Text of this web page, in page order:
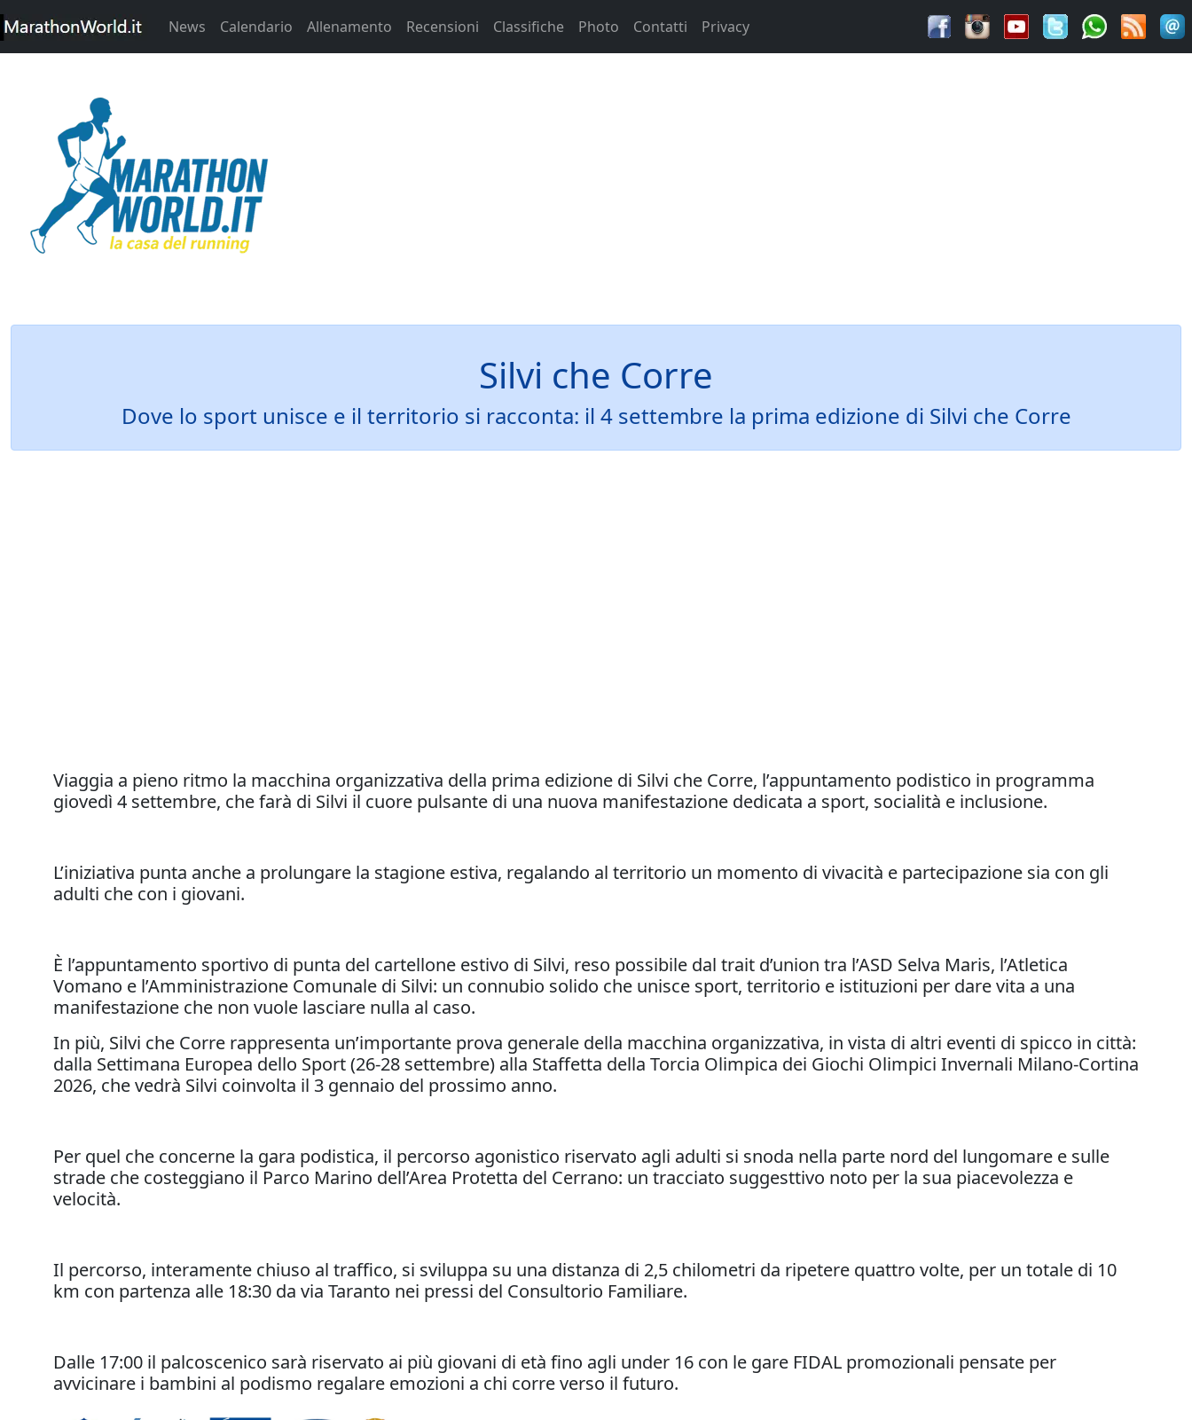
News Calendario Allenamento Recensioni Classifiche Photo Contatti Privacy
Silvi che Corre
Dove lo sport unisce e il territorio si racconta: il 4 settembre la prima edizione di Silvi che Corre
Viaggia a pieno ritmo la macchina organizzativa della prima edizione di Silvi che Corre, l’appuntamento podistico in programma
giovedì 4 settembre, che farà di Silvi il cuore pulsante di una nuova manifestazione dedicata a sport, socialità e inclusione.
L’iniziativa punta anche a prolungare la stagione estiva, regalando al territorio un momento di vivacità e partecipazione sia con gli
adulti che con i giovani.
È l’appuntamento sportivo di punta del cartellone estivo di Silvi, reso possibile dal trait d’union tra l’ASD Selva Maris, l’Atletica
Vomano e l’Amministrazione Comunale di Silvi: un connubio solido che unisce sport, territorio e istituzioni per dare vita a una
manifestazione che non vuole lasciare nulla al caso.
In più, Silvi che Corre rappresenta un’importante prova generale della macchina organizzativa, in vista di altri eventi di spicco in città:
dalla Settimana Europea dello Sport (26-28 settembre) alla Staffetta della Torcia Olimpica dei Giochi Olimpici Invernali Milano-Cortina
2026, che vedrà Silvi coinvolta il 3 gennaio del prossimo anno.
Per quel che concerne la gara podistica, il percorso agonistico riservato agli adulti si snoda nella parte nord del lungomare e sulle
strade che costeggiano il Parco Marino dell’Area Protetta del Cerrano: un tracciato suggesttivo noto per la sua piacevolezza e
velocità.
Il percorso, interamente chiuso al traffico, si sviluppa su una distanza di 2,5 chilometri da ripetere quattro volte, per un totale di 10
km con partenza alle 18:30 da via Taranto nei pressi del Consultorio Familiare.
Dalle 17:00 il palcoscenico sarà riservato ai più giovani di età fino agli under 16 con le gare FIDAL promozionali pensate per
avvicinare i bambini al podismo regalare emozioni a chi corre verso il futuro.